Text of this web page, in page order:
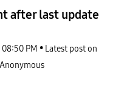
after last update
08:50 PM
Latest post on
Anonymous